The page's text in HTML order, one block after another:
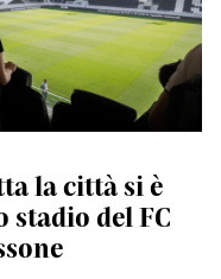
la città si è
stadio del FC